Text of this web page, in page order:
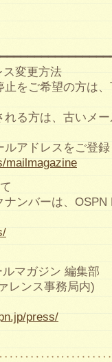
ス変更方法
止をご希望の方は
れる方は、古いメ
ルアドレスをご登
mailmagazine
ナンバーは、
マガジン 編集部
レンス事務局内)
press/